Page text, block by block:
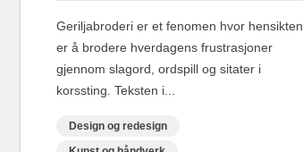
Geriljabroderi er et fenomen hvor hensikten
er å brodere hverdagens frustrasjoner
gjennom slagord, ordspill og sitater i
korssting. Teksten i...
Design og redesign